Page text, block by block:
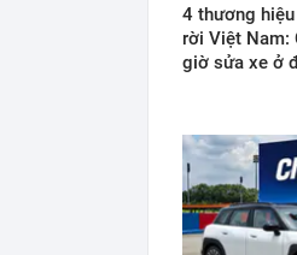
4 thương
rời Việt Nam:
giờ sửa xe ở